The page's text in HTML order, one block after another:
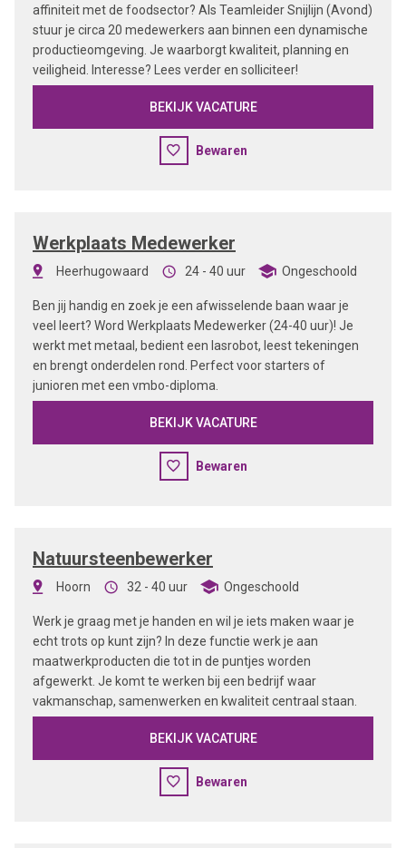
affiniteit met de foodsector? Als Teamleider Snijlijn (Avond)
stuur je circa 20 medewerkers aan binnen een dynamische
productieomgeving. Je waarborgt kwaliteit, planning en
veiligheid. Interesse? Lees verder en solliciteer!
BEKIJK VACATURE
Bewaren
Werkplaats Medewerker
Heerhugowaard 24 - 40 uur Ongeschoold
Ben jij handig en zoek je een afwisselende baan waar je
veel leert? Word Werkplaats Medewerker (24-40 uur)! Je
werkt met metaal, bedient een lasrobot, leest tekeningen
en brengt onderdelen rond. Perfect voor starters of
junioren met een vmbo-diploma.
BEKIJK VACATURE
Bewaren
Natuursteenbewerker
Hoorn 32 - 40 uur Ongeschoold
Werk je graag met je handen en wil je iets maken waar je
echt trots op kunt zijn? In deze functie werk je aan
maatwerkproducten die tot in de puntjes worden
afgewerkt. Je komt te werken bij een bedrijf waar
vakmanschap, samenwerken en kwaliteit centraal staan.
BEKIJK VACATURE
Bewaren